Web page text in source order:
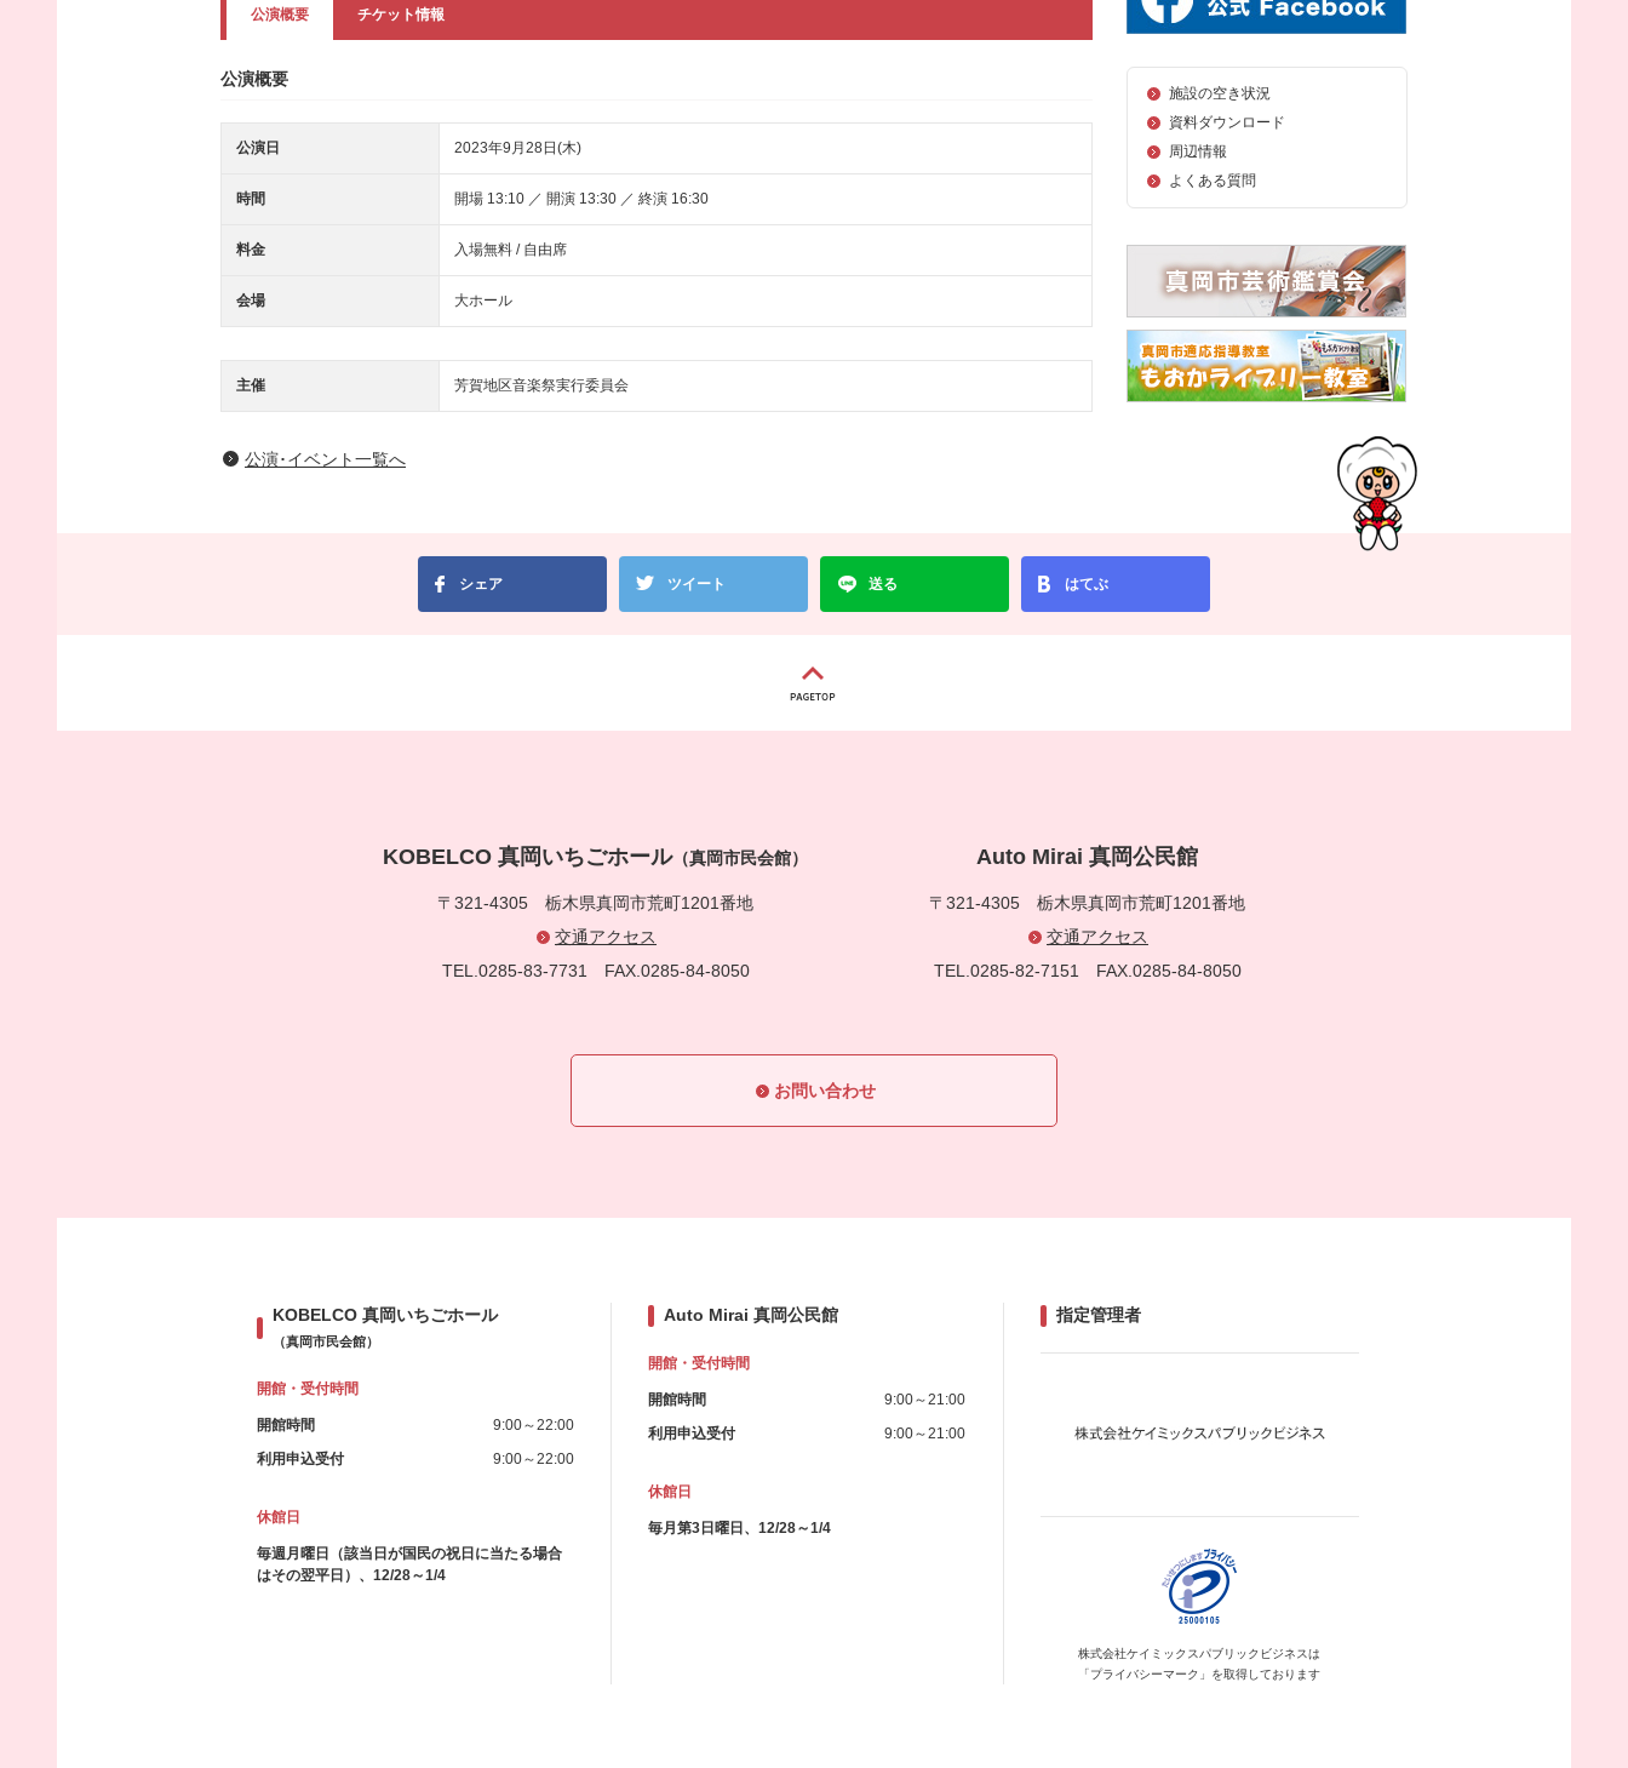
公演概要 チケット情報
公演概要
公演日 2023年9月28日(木)
時間 開場 13:10 ／ 開演 13:30 ／ 終演 16:30
料金 入場無料 / 自由席
会場 大ホール
主催 芳賀地区音楽祭実行委員会
公演･イベント一覧へ
施設の空き状況
資料ダウンロード
周辺情報
よくある質問
シェア ツイート 送る はてぶ
KOBELCO 真岡いちごホール（真岡市民会館）
〒321-4305 栃木県真岡市荒町1201番地
交通アクセス
TEL.0285-83-7731 FAX.0285-84-8050
Auto Mirai 真岡公民館
〒321-4305 栃木県真岡市荒町1201番地
交通アクセス
TEL.0285-82-7151 FAX.0285-84-8050
お問い合わせ
KOBELCO 真岡いちごホール
（真岡市民会館）
開館・受付時間
開館時間
9:00～22:00
利用申込受付
9:00～22:00
休館日
毎週月曜日（該当日が国民の祝日に当たる場合
はその翌平日）、12/28～1/4
Auto Mirai 真岡公民館
開館・受付時間
開館時間
9:00～21:00
利用申込受付
9:00～21:00
休館日
毎月第3日曜日、12/28～1/4
指定管理者
株式会社ケイミックス パブリックビジネスは
「プライバシーマーク」を取得しております